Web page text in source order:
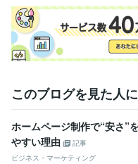
福祉住環境コーディネーター
ビジネス・クリエイティブ
PowerPoint:15年 Google ス
ChatGPT:3年Canva:4年
その他ツール
サイポン:3年
得意分野
Web制作・HP作成・EC構築
制作 ホームページ・LP制作
このブログを見た人
ホームページ制作で“安さ”
やすい理由
記事
ビジネス・マーケティング